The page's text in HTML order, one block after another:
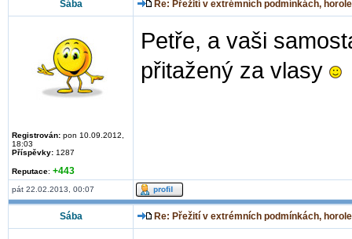
Sába Re: Přežití v extrémních podmínkách,
Registrován: pon 10.09.2012,
18:03
Příspěvky: 1287
Reputace: +443
Petře, a vaši
přitažený za vlasy
pát 22.02.2013, 00:07
Sába Re: Přežití v extrémních podmínkách,